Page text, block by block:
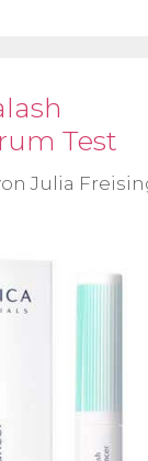
Test
Julia